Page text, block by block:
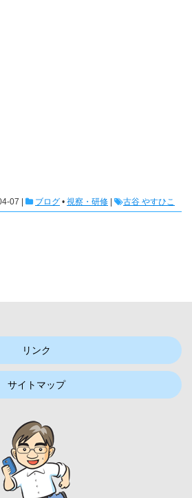
07 | ブログ • 視察・研修 古谷 やすひこ
リンク
サイトマップ